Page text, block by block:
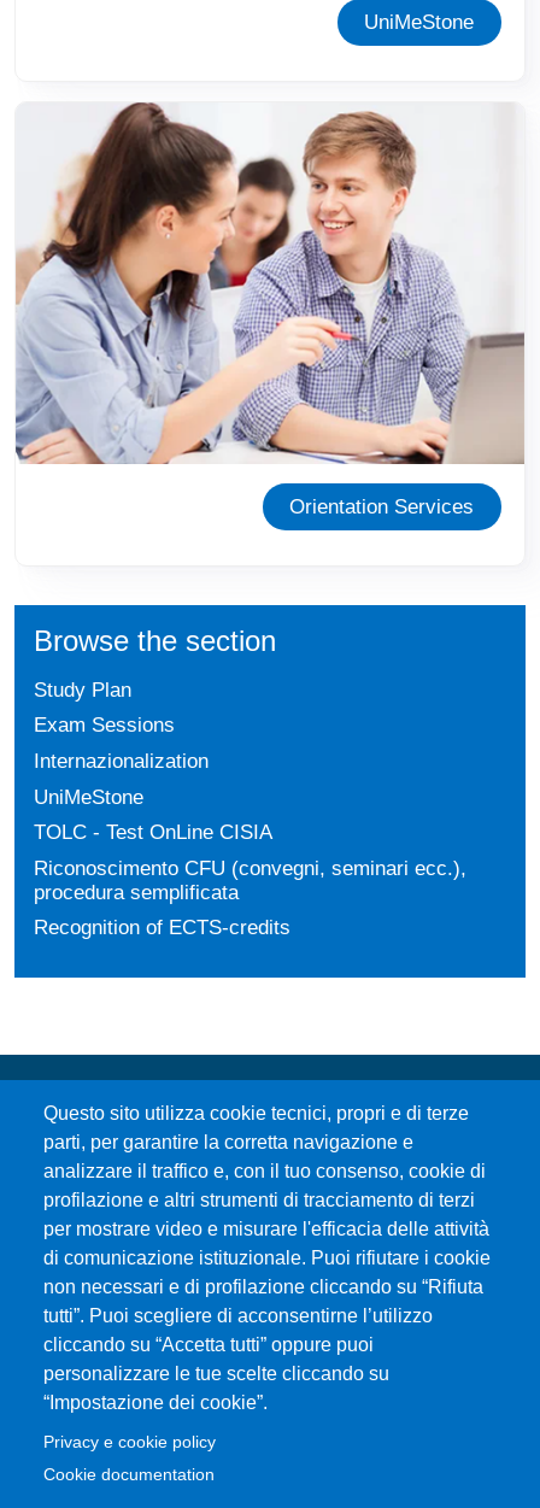
UniMeStone
Orientation Services
Browse the section
Study Plan
Exam Sessions
Internazionalization
UniMeStone
TOLC - Test OnLine CISIA
Riconoscimento CFU (convegni, seminari ecc.),
procedura semplificata
Recognition of ECTS-credits
Questo sito utilizza cookie tecnici, propri e di terze
parti, per garantire la corretta navigazione e
analizzare il traffico e, con il tuo consenso, cookie di
profilazione e altri strumenti di tracciamento di terzi
per mostrare video e misurare l'efficacia delle attività
di comunicazione istituzionale. Puoi rifiutare i cookie
non necessari e di profilazione cliccando su “Rifiuta
tutti”. Puoi scegliere di acconsentirne l’utilizzo
cliccando su “Accetta tutti” oppure puoi
personalizzare le tue scelte cliccando su
“Impostazione dei cookie”.
Privacy e cookie policy
Cookie documentation
Università degli Studi di Messina
Piazza Pugliatti, 1 - 98122 Messina
Cod. Fiscale 80004070837
P.IVA 00724160833
Centralino: 090 676 1
MENÙ SOCIAL
MENÙ FOOTER 1
Accessibility statement